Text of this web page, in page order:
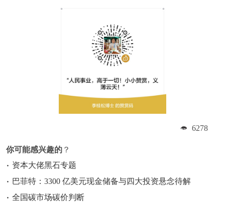
6278
你可能感兴趣的 ？
资本大佬黑石专题
巴菲特：3300 亿美元现金储备与四大投资悬念待解
全国碳市场碳价判断